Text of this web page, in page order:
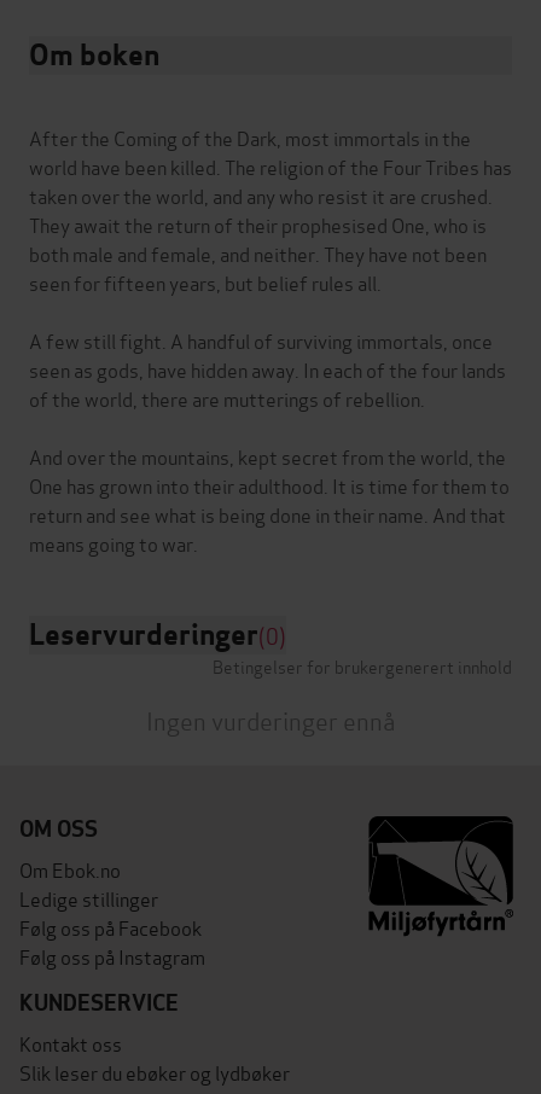
Om boken
After the Coming of the Dark, most immortals in the
world have been killed. The religion of the Four Tribes has
taken over the world, and any who resist it are crushed.
They await the return of their prophesised One, who is
both male and female, and neither. They have not been
seen for fifteen years, but belief rules all.
A few still fight. A handful of surviving immortals, once
seen as gods, have hidden away. In each of the four lands
of the world, there are mutterings of rebellion.
And over the mountains, kept secret from the world, the
One has grown into their adulthood. It is time for them to
return and see what is being done in their name. And that
Leservurderinger(0)
Betingelser for brukergenerert innhold
Ingen vurderinger ennå
OM OSS
Om Ebok.no
Ledige stillinger
Følg oss på Facebook
Følg oss på Instagram
KUNDESERVICE
Kontakt oss
Slik leser du ebøker og lydbøker